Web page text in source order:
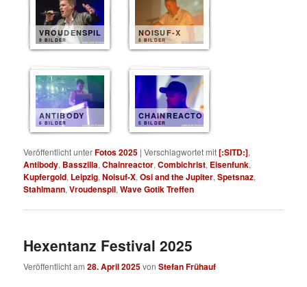
VROUDENSPIL
9 BILDER
NOISUF-X
8 BILDER
ANTIBODY
6 BILDER
CHAINREACTOR
5 BILDER
Veröffentlicht unterFotos 2025 |Verschlagwortet mit[:SITD:],
Antibody, Basszilla,Chainreactor,Combichrist, Eisenfunk,
Kupfergold, Leipzig,Noisuf-X,Osi and the Jupiter,Spetsnaz,
Stahlmann,Vroudenspil,Wave Gotik Treffen
Hexentanz Festival 2025
Veröffentlicht am28. April 2025vonStefan Frühauf